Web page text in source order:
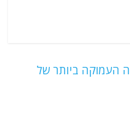
העמוקה ביותר של